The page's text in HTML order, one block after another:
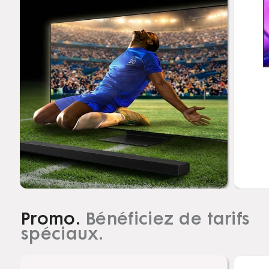
Promo. Bénéficiez de tarifs
spéciaux.